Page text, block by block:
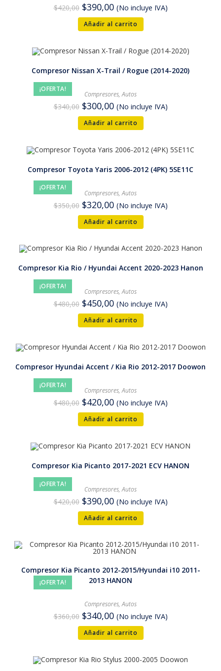
$420,00 $390,00 (No incluye IVA)
Añadir al carrito
¡OFERTA!
Compresor Nissan X-Trail / Rogue (2014-2020)
Compresores,Autos
$340,00 $300,00 (No incluye IVA)
Añadir al carrito
¡OFERTA!
Compresor Toyota Yaris 2006-2012 (4PK) 5SE11C
Compresores,Autos
$350,00 $320,00 (No incluye IVA)
Añadir al carrito
¡OFERTA!
Compresor Kia Rio / Hyundai Accent 2020-2023 Hanon
Compresores,Autos
$480,00 $450,00 (No incluye IVA)
Añadir al carrito
¡OFERTA!
Compresor Hyundai Accent / Kia Rio 2012-2017 Doowon
Compresores,Autos
$480,00 $420,00 (No incluye IVA)
Añadir al carrito
¡OFERTA!
Compresor Kia Picanto 2017-2021 ECV HANON
Compresores,Autos
$420,00 $390,00 (No incluye IVA)
Añadir al carrito
¡OFERTA!
Compresor Kia Picanto 2012-2015/Hyundai i10 2011-
2013 HANON
Compresores,Autos
$360,00 $340,00 (No incluye IVA)
Añadir al carrito